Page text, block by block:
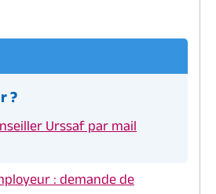
?
Urssaf par mail
: demande de